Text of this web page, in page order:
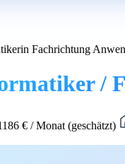
Fachrichtung
/
€ / Monat (geschätzt)